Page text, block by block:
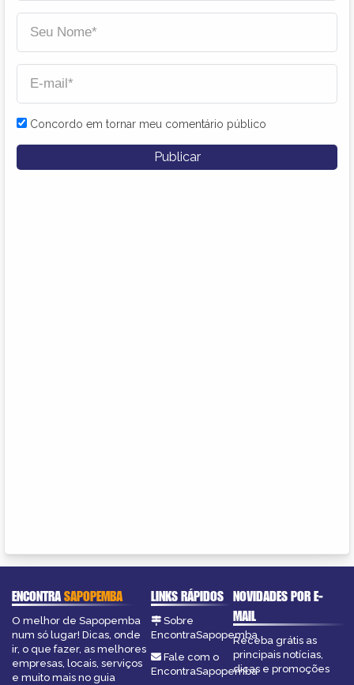
Concordo em tornar meu comentário público
ENCONTRASAPOPEMBA
O melhor de Sapopemba
num só lugar! Dicas, onde
ir, o que fazer, as melhores
empresas, locais, serviços
e muito mais no guia
LINKS RÁPIDOS
Sobre
EncontraSapopemba
Fale com o
EncontraSapopemba
NOVIDADES POR E-
MAIL
Receba grátis as
principais notícias,
dicas e promoções